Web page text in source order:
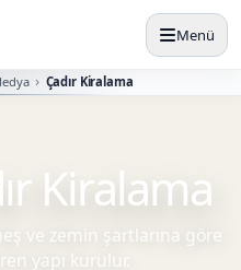
Menü
Çadır Kiralama
Kiralama
ve zemin şartlarına göre
yapı kurulur.